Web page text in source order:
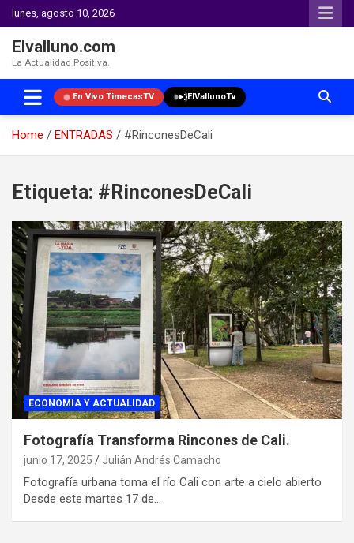
lunes, agosto 10, 2026
Elvalluno.com
La Actualidad Positiva.
En Vivo TimecasTV ElVallunoTv
Home ENTRADAS
#RinconesDeCali
content
Etiqueta: #RinconesDeCali
ECONOMIA Y ACTUALIDAD
Fotografía Transforma Rincones de Cali.
junio 17, 2025 Julián Andrés Camacho
Fotografía urbana toma el río Cali con arte a cielo abierto
Desde este martes 17 de…